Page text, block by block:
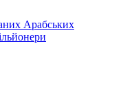
Арабських